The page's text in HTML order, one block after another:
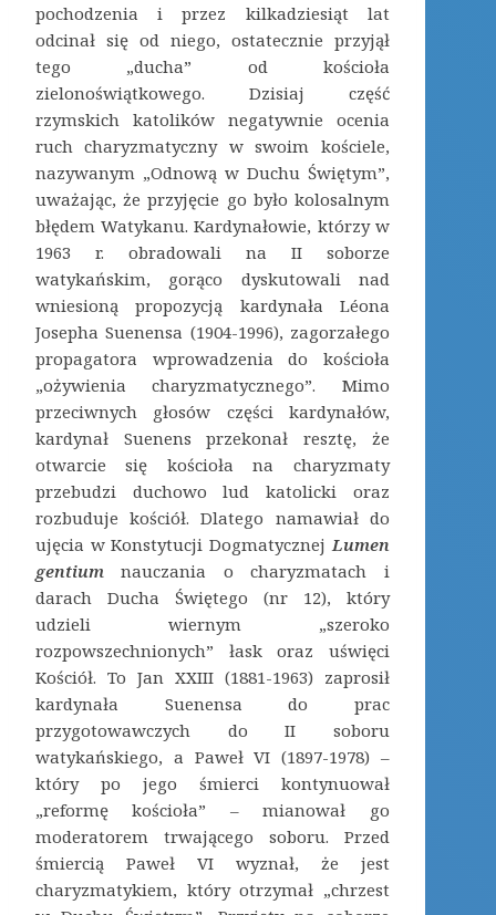
pochodzenia i przez kilkadziesiąt lat
odcinał się od niego, ostatecznie przyjął
tego „ducha” od kościoła
zielonoświątkowego. Dzisiaj część
rzymskich katolików negatywnie ocenia
ruch charyzmatyczny w swoim kościele,
nazywanym „Odnową w Duchu Świętym”,
uważając, że przyjęcie go było kolosalnym
błędem Watykanu. Kardynałowie, którzy w
1963 r. obradowali na II soborze
watykańskim, gorąco dyskutowali nad
wniesioną propozycją kardynała Léona
Josepha Suenensa (1904-1996), zagorzałego
propagatora wprowadzenia do kościoła
„ożywienia charyzmatycznego”. Mimo
przeciwnych głosów części kardynałów,
kardynał Suenens przekonał resztę, że
otwarcie się kościoła na charyzmaty
przebudzi duchowo lud katolicki oraz
rozbuduje kościół. Dlatego namawiał do
ujęcia w Konstytucji DogmatycznejLumen
gentium nauczania o charyzmatach i
darach Ducha Świętego (nr 12), który
udzieli wiernym „szeroko
rozpowszechnionych” łask oraz uświęci
Kościół. To Jan XXIII (1881-1963) zaprosił
kardynała Suenensa do prac
przygotowawczych do II soboru
watykańskiego, a Paweł VI (1897-1978) –
który po jego śmierci kontynuował
„reformę kościoła” – mianował go
moderatorem trwającego soboru. Przed
śmiercią Paweł VI wyznał, że jest
charyzmatykiem, który otrzymał „chrzest